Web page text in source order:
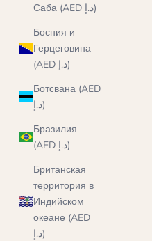
Саба (AED د.إ)
Босния и
Герцеговина
(AED د.إ)
Ботсвана (AED
د.إ)
Бразилия
(AED د.إ)
Британская
территория в
Индийском
океане (AED
د.إ)